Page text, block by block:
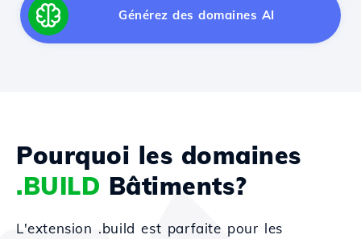
Générez des domaines AI
Pourquoi les domaines
.BUILD Bâtiments?
L'extension .build est parfaite pour les